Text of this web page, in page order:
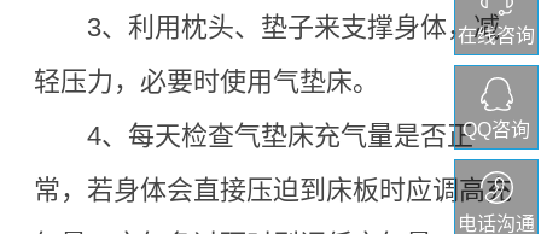
在线咨询
QQ咨询
电话沟通
3、 利用枕头、垫子来支撑身体，减
轻压力，必要时使用气垫床。
4、 每天检查气垫床充气量是否正
常，若身体会直接压迫到床板时应调高充